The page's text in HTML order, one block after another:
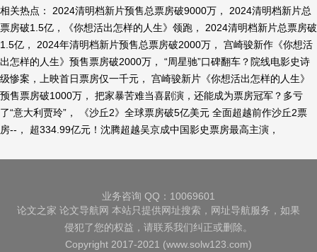
相关热点： 2024清明档新片预售总票房破9000万， 2024清明档新片总
票房破1.5亿，《你想活出怎样的人生》领跑， 2024清明档新片总票房破
1.5亿， 2024年清明档新片预售总票房破2000万， 宫崎骏新作《你想活
出怎样的人生》预售票房破2000万， “周星驰”口碑翻车？院线电影史诗
级惨案，上映首日票房仅一千元， 宫崎骏新片《你想活出怎样的人生》
预售票房破1000万， 把家暴苦难当喜剧演，还能成为票房冠军？多亏
了“意大利贾玲”， 《沙丘2》全球票房破5亿美元 全面超越前作沙丘2票
房--， 超334.99亿元！沈腾超越吴京成中国影史票房最高主演，
业务咨询 QQ：10069601
论文之家 论文导航网 本站只提供网址搜索，网址导航服务，如果
侵犯了您的权益，请联系我们纠正或删除。
Copyright 2017-2021 (www.solw123.com)